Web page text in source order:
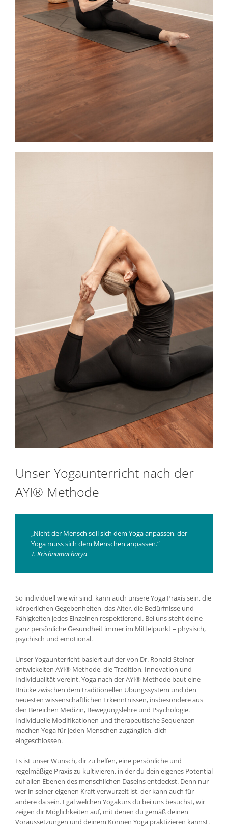
Unser Yogaunterricht nach der
AYI® Methode
„Nicht der Mensch soll sich dem Yoga anpassen, der
Yoga muss sich dem Menschen anpassen.“
T. Krishnamacharya
So individuell wie wir sind, kann auch unsere Yoga Praxis sein, die
körperlichen Gegebenheiten, das Alter, die Bedürfnisse und
Fähigkeiten jedes Einzelnen respektierend. Bei uns steht deine
ganz persönliche Gesundheit immer im Mittelpunkt – physisch,
psychisch und emotional.
Unser Yogaunterricht basiert auf der von Dr. Ronald Steiner
entwickelten AYI® Methode, die Tradition, Innovation und
Individualität vereint. Yoga nach der AYI® Methode baut eine
Brücke zwischen dem traditionellen Übungssystem und den
neuesten wissenschaftlichen Erkenntnissen, insbesondere aus
den Bereichen Medizin, Bewegungslehre und Psychologie.
Individuelle Modifikationen und therapeutische Sequenzen
machen Yoga für jeden Menschen zugänglich, dich
eingeschlossen.
Es ist unser Wunsch, dir zu helfen, eine persönliche und
regelmäßige Praxis zu kultivieren, in der du dein eigenes Potential
auf allen Ebenen des menschlichen Daseins entdeckst. Denn nur
wer in seiner eigenen Kraft verwurzelt ist, der kann auch für
andere da sein. Egal welchen Yogakurs du bei uns besuchst, wir
zeigen dir Möglichkeiten auf, mit denen du gemäß deinen
Voraussetzungen und deinem Können Yoga praktizieren kannst.